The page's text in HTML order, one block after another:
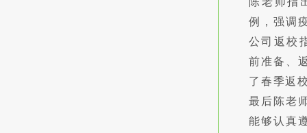
例，强调
公司返校
前准备、
了春季返
最后陈老
能够认真